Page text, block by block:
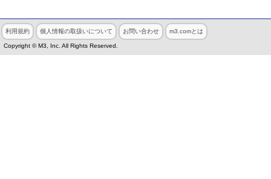
利用規約 個人情報の取扱いについて お問い合わせ m3.comとは
Copyright © M3, Inc. All Rights Reserved.